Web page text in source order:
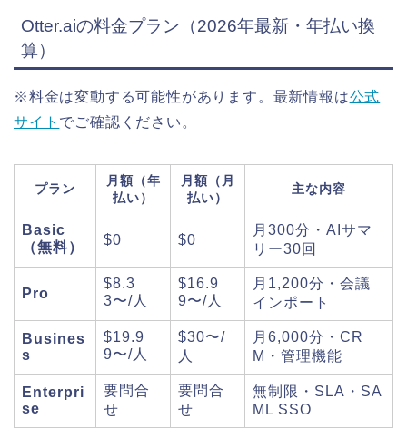
Otter.aiの料金プラン（2026年最新・年払い換
算）
※料金は変動する可能性があります。最新情報は公式
サイト でご確認ください。
プラン
月額（年
払い）
月額（月
払い）
主な内容
Basic
（無料）
$0 $0
月300分・AIサマ
リー30回
Pro
$8.3
3〜/人
$16.9
9〜/人
月1,200分・会議
インポート
Busines
s
$19.9
9〜/人
$30〜/
人
月6,000分・CR
M・管理機能
Enterpri
se
要問合
せ
要問合
せ
無制限・SLA・SA
ML SSO